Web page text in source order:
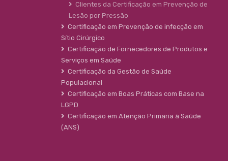
Clientes da Certificação em Prevenção de
Lesão por Pressão
Certificação em Prevenção de infecção em
Sítio Cirúrgico
Certificação de Fornecedores de Produtos e
Serviços em Saúde
Certificação da Gestão de Saúde
Populacional
Certificação em Boas Práticas com Base na
LGPD
Certificação em Atenção Primaria à Saúde
(ANS)